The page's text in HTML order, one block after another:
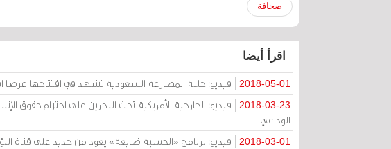
صحافة
اقرأ أيضا
2018-05-01 فيديو: حلبة المصارعة السعودية تشهد في افتتاحها عرضا
2018-03-23
فيديو: الخارجية الأمريكية تحث البحرين على احترام حقوق
الوداعي
2018-03-01 فيديو: برنامج «الحسبة ضايعة» يعود من جديد على قناة